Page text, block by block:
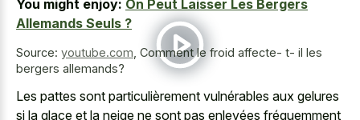
You might enjoy: On Peut Laisser Les Bergers
Allemands Seuls ?
Source: youtube.com Comment le froid affecte- t- il les
bergers allemands?
Les pattes sont particulièrement vulnérables aux gelures
si la glace et la neige ne sont pas enlevées fréquemment